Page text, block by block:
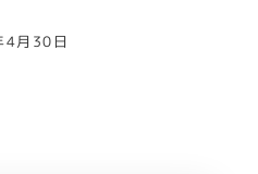
月30日